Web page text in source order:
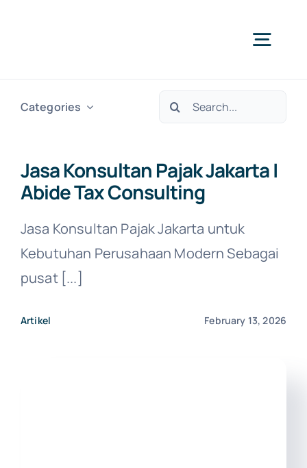
Categories
Search
Jasa Konsultan Pajak Jakarta |
Abide Tax Consulting
Jasa Konsultan Pajak Jakarta untuk
Kebutuhan Perusahaan Modern Sebagai
pusat [...]
Artikel February 13, 2026